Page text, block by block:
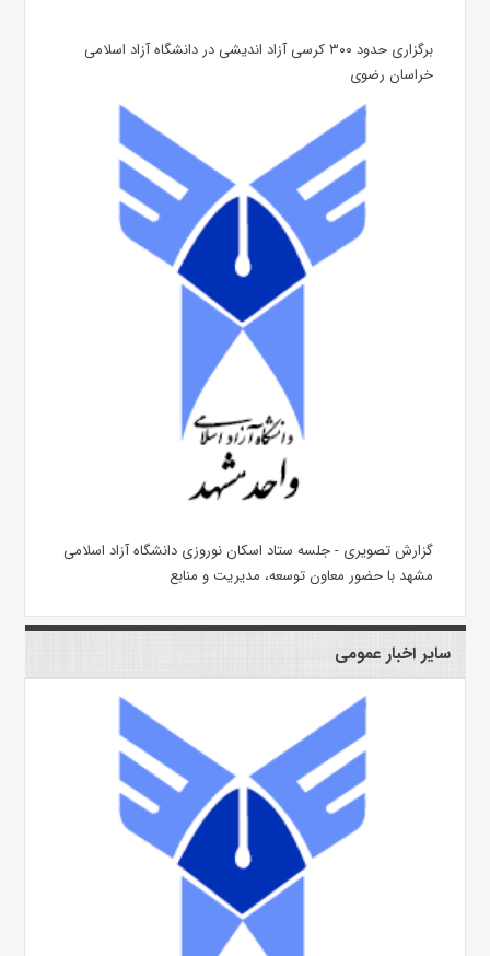
برگزاری حدود ۳۰۰ کرسی آزاد اندیشی در دانشگاه آزاد اسلامی
خراسان رضوی
گزارش تصویری - جلسه ستاد اسکان نوروزی دانشگاه آزاد اسلامی
مشهد با حضور معاون توسعه، مدیریت و منابع
سایر اخبار عمومی